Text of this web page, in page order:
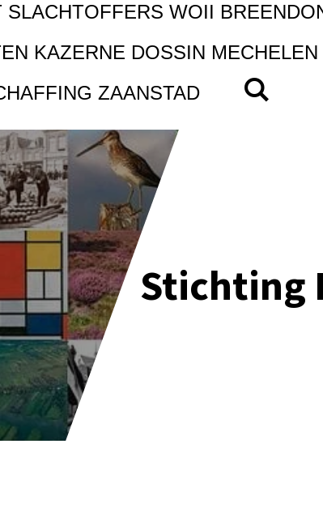
SLACHTOFFERS WOII
KAZERNE DOSSIN MECHELEN
ZAANSTAD
Stichting